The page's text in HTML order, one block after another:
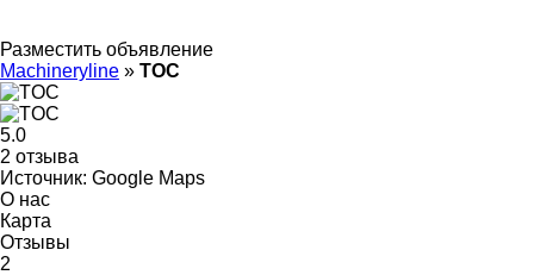
Разместить объявление
Machineryline » TOC
5.0
2 отзыва
Источник: Google Maps
О нас
Карта
Отзывы
2